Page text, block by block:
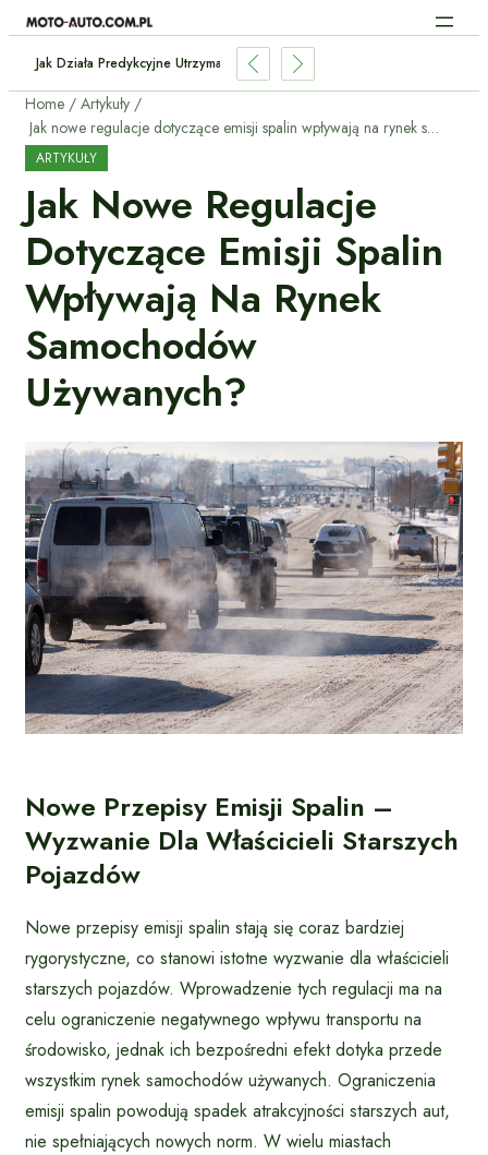
W Używanym Elektryku?
Home
Artykuły
Jak nowe regulacje dotyczące emisji spalin wpływają na rynek samochodów używanych?
ARTYKUŁY
Jak Nowe Regulacje
Dotyczące Emisji Spalin
Wpływają Na Rynek
Samochodów
Używanych?
Nowe Przepisy Emisji Spalin –
Wyzwanie Dla Właścicieli Starszych
Pojazdów
Nowe przepisy emisji spalin stają się coraz bardziej
rygorystyczne, co stanowi istotne wyzwanie dla właścicieli
starszych pojazdów. Wprowadzenie tych regulacji ma na
celu ograniczenie negatywnego wpływu transportu na
środowisko, jednak ich bezpośredni efekt dotyka przede
wszystkim rynek samochodów używanych. Ograniczenia
emisji spalin powodują spadek atrakcyjności starszych aut,
nie spełniających nowych norm. W wielu miastach